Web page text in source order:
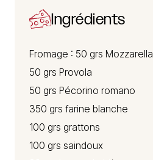
Ingrédients
Fromage : 50 grs Mozzarella
50 grs Provola
50 grs Pécorino romano
350 grs farine blanche
100 grs grattons
100 grs saindoux